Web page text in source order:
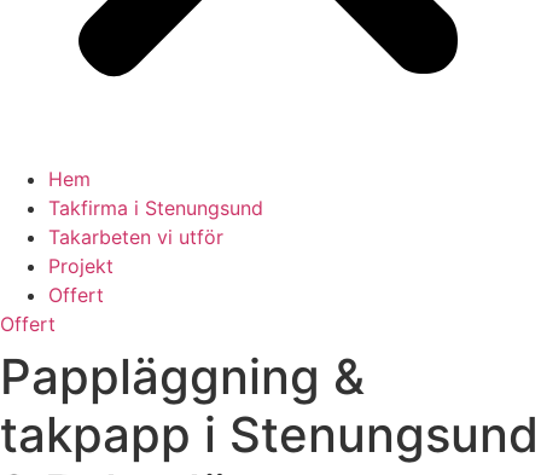
Hem
Takfirma i Stenungsund
Takarbeten vi utför
Projekt
Offert
Offert
Pappläggning &
takpapp i Stenungsund